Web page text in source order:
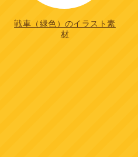
戦車（緑色）のイラスト素
材